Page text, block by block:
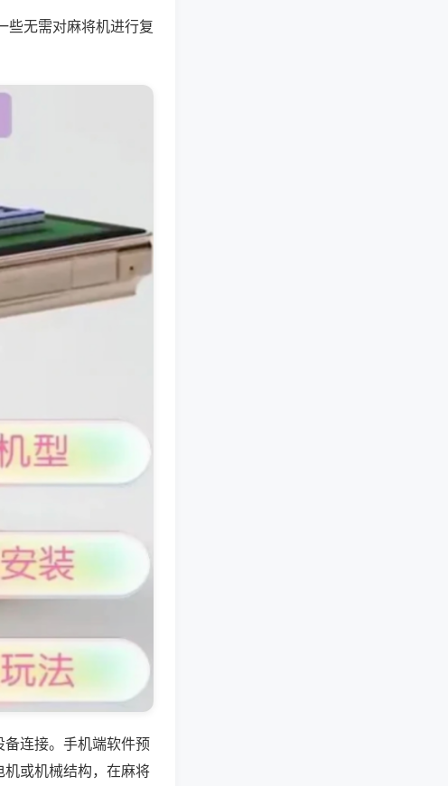
些无需对麻将机进行复
连接。手机端软件预
或机械结构，在麻将